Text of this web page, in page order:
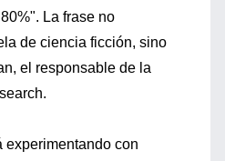
La frase no
de ciencia ficción, sino
el responsable de la
experimentando con